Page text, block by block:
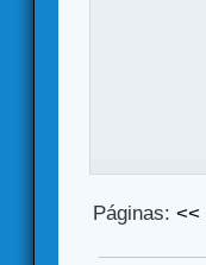
Páginas:<<